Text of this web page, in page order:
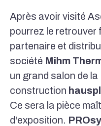
Après avoir visité
pourrez le retrouver
partenaire et
société Mihm
un grand salon de la
construction
Ce sera la pièce
d'exposition.